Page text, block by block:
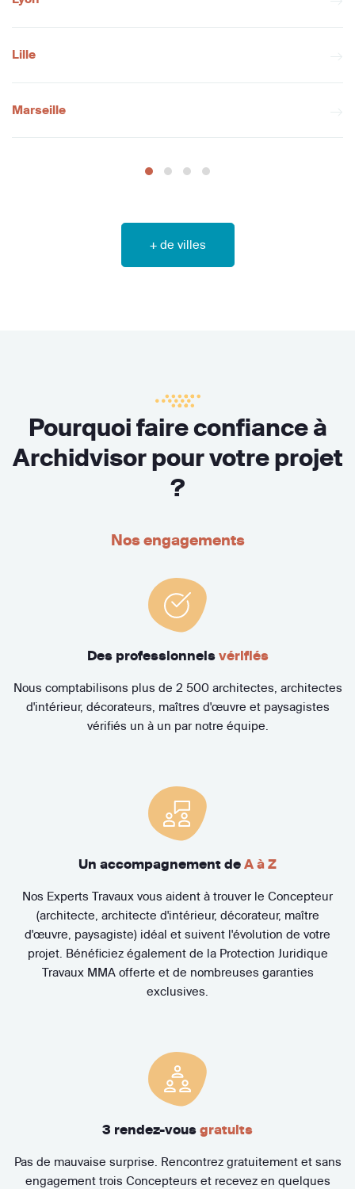
Lille
Marseille
+ de villes
Pourquoi faire confiance à
Archidvisor pour votre projet
?
Nos engagements
Des professionnels vérifiés
Nous comptabilisons plus de 2 500 architectes, architectes
d'intérieur, décorateurs, maîtres d'œuvre et paysagistes
vérifiés un à un par notre équipe.
Un accompagnement de A à Z
Nos Experts Travaux vous aident à trouver le Concepteur
(architecte, architecte d'intérieur, décorateur, maître
d'œuvre, paysagiste) idéal et suivent l'évolution de votre
projet. Bénéficiez également de la Protection Juridique
Travaux MMA offerte et de nombreuses garanties
exclusives.
3 rendez-vous gratuits
Pas de mauvaise surprise. Rencontrez gratuitement et sans
engagement trois Concepteurs et recevez en quelques